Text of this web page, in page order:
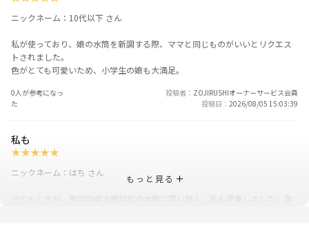
ニックネーム：10代以下 さん
私が使っており、娘の水筒を新調する際、ママと同じものがいいとリクエス
トされました。
色がとても可愛いため、小学生の娘も大満足。
0人が参考になっ
た
投稿者
ZOJIRUSHIオーナーサービス会員
投稿日
2026/08/05 15:03:39
私も
★★★★★
ニックネーム：はち さん
もっと見る